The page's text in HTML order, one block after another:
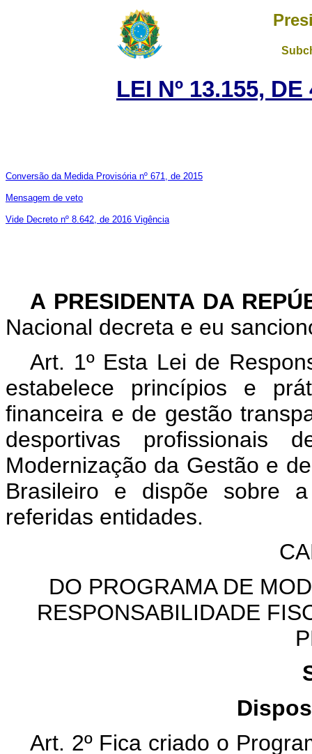
LEI Nº 13.155,
Conversão da Medida Provisória nº 671, de 2015
Mensagem de veto
Vide Decreto nº 8.642, de 2016 Vigência
A PRESIDENTA DA
Nacional decreta e eu
Art. 1º Esta Lei de
estabelece princípios e
financeira e de gestão
desportivas
Modernização da Gestão e
Brasileiro e dispõe sobre
referidas entidades.
DO PROGRAMA DE
RESPONSABILIDADE
Art. 2º Fica criado o